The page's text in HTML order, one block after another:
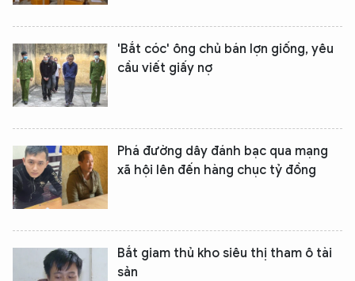
'Bắt cóc' ông chủ bán lợn giống, yêu
cầu viết giấy nợ
Phá đường dây đánh bạc qua mạng
xã hội lên đến hàng chục tỷ đồng
Bắt giam thủ kho siêu thị tham ô tài
sản
An Ninh Thủ Đô nhé. Tôi sẵn sàng hỗ trợ!